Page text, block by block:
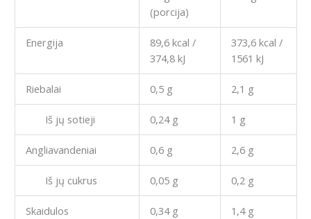
(porcija)
Energija
89,6 kcal /
374,8 kJ
373,6 kcal /
1561 kJ
Riebalai 0,5 g 2,1 g
Iš jų sotieji 0,24 g 1 g
Angliavandeniai 0,6 g 2,6 g
Iš jų cukrus 0,05 g 0,2 g
Skaidulos 0,34 g 1,4 g